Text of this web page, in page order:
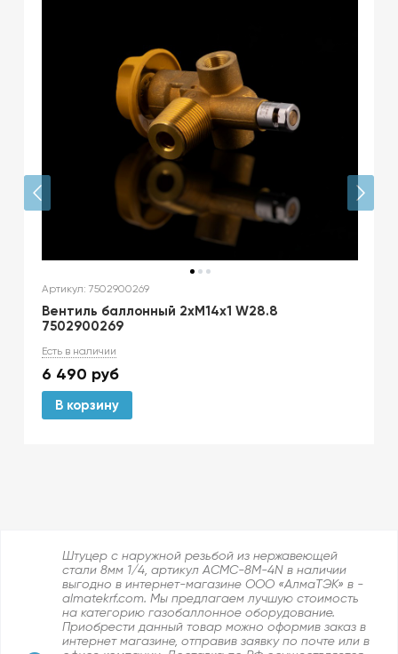
Артикул: 7502900269
Вентиль баллонный 2хМ14х1 W28.8
7502900269
Есть в наличии
6 490 руб
В корзину
Штуцер с наружной резьбой из нержавеющей
стали 8мм 1/4, артикул ACMC-8M-4N в наличии
выгодно в интернет-магазине ООО «АлмаТЭК» в -
almatekrf.com. Мы предлагаем лучшую стоимость
на категорию газобаллонное оборудование.
Приобрести данный товар можно оформив заказ в
интернет магазине, отправив заявку по почте или в